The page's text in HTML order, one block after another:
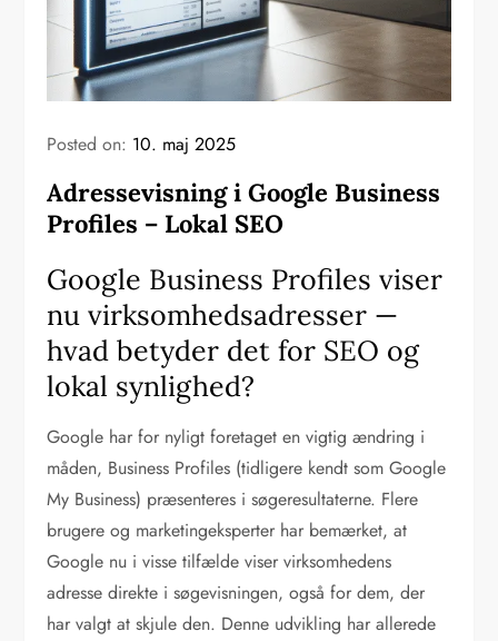
Posted on: 10. maj 2025
Adressevisning i Google Business
Profiles – Lokal SEO
Google Business Profiles viser
nu virksomhedsadresser —
hvad betyder det for SEO og
lokal synlighed?
Google har for nyligt foretaget en vigtig ændring i
måden, Business Profiles (tidligere kendt som Google
My Business) præsenteres i søgeresultaterne. Flere
brugere og marketingeksperter har bemærket, at
Google nu i visse tilfælde viser virksomhedens
adresse direkte i søgevisningen, også for dem, der
har valgt at skjule den. Denne udvikling har allerede